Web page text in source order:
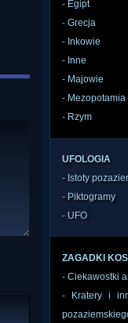
- Egipt
- Grecja
- Inkowie
- Inne
- Majowie
- Mezopotamia
- Rzym
UFOLOGIA
- Istoty
- Piktogramy
- UFO
ZAGADKI
- Ciekawostki
-
Kratery i